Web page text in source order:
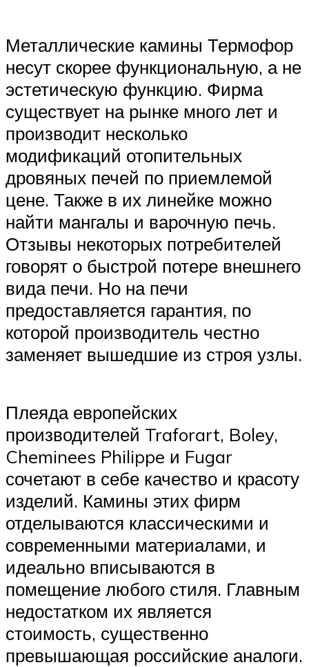
Металлические камины Термофор
несут скорее функциональную, а не
эстетическую функцию. Фирма
существует на рынке много лет и
производит несколько
модификаций отопительных
дровяных печей по приемлемой
цене. Также в их линейке можно
найти мангалы и варочную печь.
Отзывы некоторых потребителей
говорят о быстрой потере внешнего
вида печи. Но на печи
предоставляется гарантия, по
которой производитель честно
заменяет вышедшие из строя узлы.
Плеяда европейских
производителей Traforart, Boley,
Cheminees Philippe и Fugar
сочетают в себе качество и красоту
изделий. Камины этих фирм
отделываются классическими и
современными материалами, и
идеально вписываются в
помещение любого стиля. Главным
недостатком их является
стоимость, существенно
превышающая российские аналоги.